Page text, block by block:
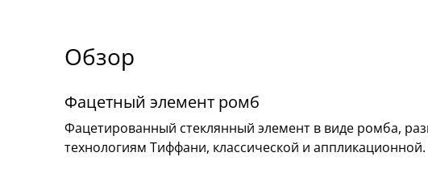
Обзор
Фацетный элемент ромб
Фацетированный стеклянный элемент в виде ромба,
технологиям Тиффани, классической и аппликационной.